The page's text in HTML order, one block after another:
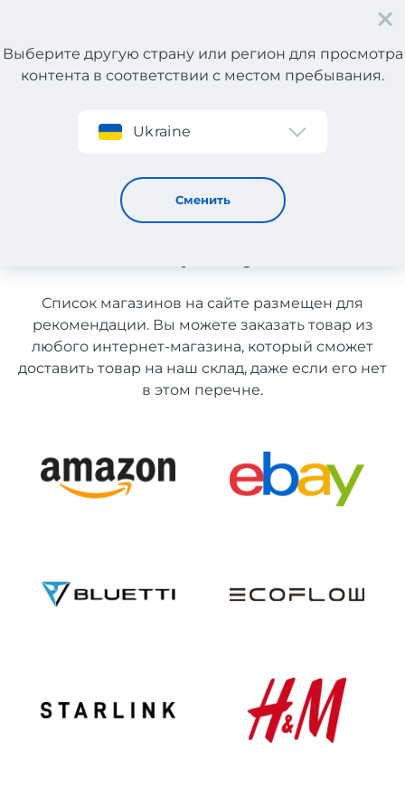
Регистрация
Выберите другую страну или регион для просмотра
контента в соответствии с местом пребывания.
Ukraine
Сменить
Бытовая химия и хозтовары из Чехии с доставкой в
Украину
Бытовая химия и хозтовары
из Чехии с доставкой в
Список магазинов на сайте размещен для
рекомендации. Вы можете заказать товар из
любого интернет-магазина, который сможет
доставить товар на наш склад, даже если его нет
в этом перечне.